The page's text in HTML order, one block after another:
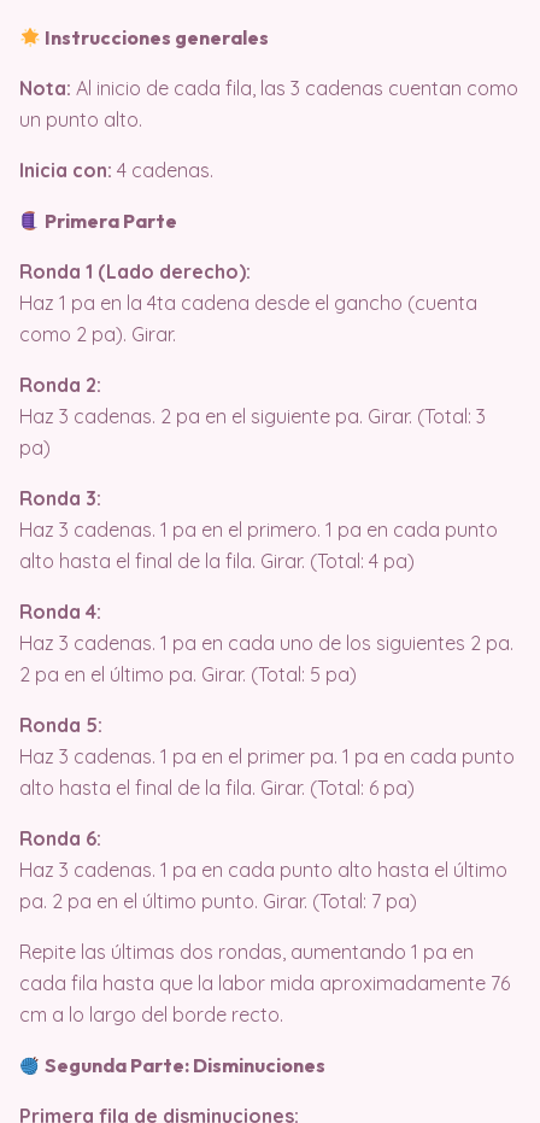
Instrucciones generales
Nota: Al inicio de cada fila, las 3 cadenas cuentan como
un punto alto.
Inicia con: 4 cadenas.
Primera Parte
Ronda 1 (Lado derecho):
Haz 1 pa en la 4ta cadena desde el gancho (cuenta
como 2 pa). Girar.
Ronda 2:
Haz 3 cadenas. 2 pa en el siguiente pa. Girar. (Total: 3
pa)
Ronda 3:
Haz 3 cadenas. 1 pa en el primero. 1 pa en cada punto
alto hasta el final de la fila. Girar. (Total: 4 pa)
Ronda 4:
Haz 3 cadenas. 1 pa en cada uno de los siguientes 2 pa.
2 pa en el último pa. Girar. (Total: 5 pa)
Ronda 5:
Haz 3 cadenas. 1 pa en el primer pa. 1 pa en cada punto
alto hasta el final de la fila. Girar. (Total: 6 pa)
Ronda 6:
Haz 3 cadenas. 1 pa en cada punto alto hasta el último
pa. 2 pa en el último punto. Girar. (Total: 7 pa)
Repite las últimas dos rondas, aumentando 1 pa en
cada fila hasta que la labor mida aproximadamente 76
cm a lo largo del borde recto.
Segunda Parte: Disminuciones
Primera fila de disminuciones: